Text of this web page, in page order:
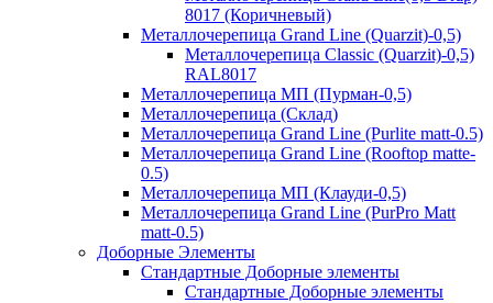
8017 (Коричневый)
Металлочерепица Grand Line (Quarzit)-0,5)
Металлочерепица Classic (Quarzit)-0,5)
RAL8017
Металлочерепица МП (Пурман-0,5)
Металлочерепица (Склад)
Металлочерепица Grand Line (Purlite matt-0.5)
Металлочерепица Grand Line (Rooftop matte-
0.5)
Металлочерепица МП (Клауди-0,5)
Металлочерепица Grand Line (PurPro Matt
matt-0.5)
Доборные Элементы
Стандартные Доборные элементы
Стандартные Доборные элементы